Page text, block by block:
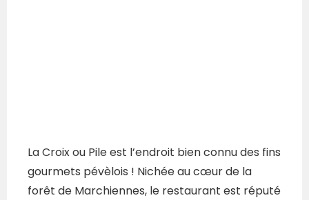
La Croix ou Pile est l’endroit bien connu des fins
gourmets pévèlois ! Nichée au cœur de la
forêt de Marchiennes, le restaurant est réputé